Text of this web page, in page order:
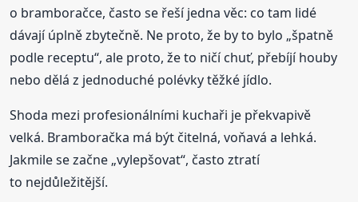
o bramboračce, často se řeší jedna věc: co tam lidé
dávají úplně zbytečně. Ne proto, že by to bylo „špatně
podle receptu“, ale proto, že to ničí chuť, přebíjí houby
nebo dělá z jednoduché polévky těžké jídlo.
Shoda mezi profesionálními kuchaři je překvapivě
velká. Bramboračka má být čitelná, voňavá a lehká.
Jakmile se začne „vylepšovat“, často ztratí
to nejdůležitější.